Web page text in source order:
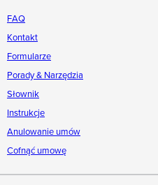
FAQ
Kontakt
Formularze
Porady & Narzędzia
Słownik
Instrukcje
Anulowanie umów
Cofnąć umowę